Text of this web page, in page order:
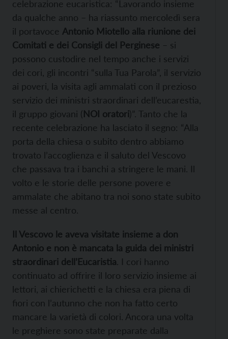
celebrazione eucaristica: “Lavorando insieme
da qualche anno – ha riassunto mercoledì sera
il portavoce Antonio Miotello alla riunione dei
Comitati e dei Consigli del Perginese – si
possono custodire nel tempo anche i servizi
dei cori, gli incontri “sulla Tua Parola”, il servizio
ai poveri, la visita agli ammalati con il prezioso
servizio dei ministri straordinari dell’eucarestia,
il gruppo giovani (NOI oratori)”. Tanto che la
recente celebrazione ha lasciato il segno: “Alla
porta della chiesa o subito dentro abbiamo
trovato l’accoglienza e il saluto del Vescovo
che passava tra i banchi a stringere le mani. Il
volto e le storie delle persone povere e
ammalate che abitano tra noi sono state subito
messe al centro.
Il Vescovo le aveva visitate insieme a don
Antonio e non è mancata la guida dei ministri
straordinari dell’Eucaristia. I cori hanno
continuato ad offrire il loro servizio insieme ai
lettori, ai chierichetti e la chiesa era piena di
fiori con l’autunno che non ha fatto certo
mancare la varietà di colori. Ancora una volta
le preghiere sono state preparate dalla